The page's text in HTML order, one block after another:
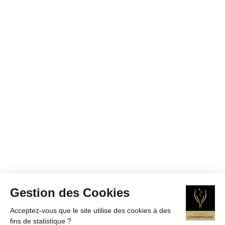
Gestion des Cookies
Acceptez-vous que le site utilise des cookies à des
fins de statistique ?